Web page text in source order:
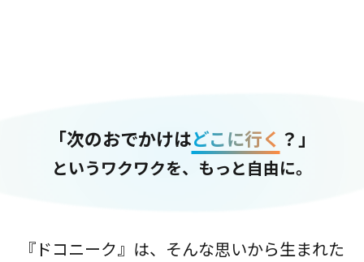
「次のおでかけはどこに行く ？」
というワクワクを、もっと自由に。
『ドコニーク』は、そんな思いから生まれた